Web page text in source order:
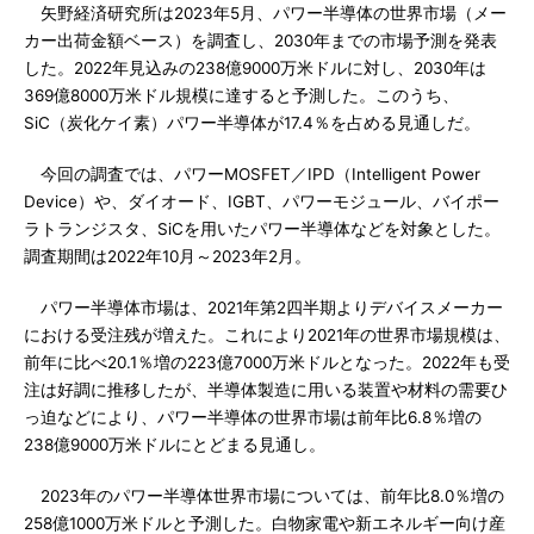
矢野経済研究所は2023年5月、パワー半導体の世界市場（メー
カー出荷金額ベース）を調査し、2030年までの市場予測を発表
した。2022年見込みの238億9000万米ドルに対し、2030年は
369億8000万米ドル規模に達すると予測した。このうち、
SiC（炭化ケイ素）パワー半導体が17.4％を占める見通しだ。
今回の調査では、パワーMOSFET／IPD（Intelligent Power
Device）や、ダイオード、IGBT、パワーモジュール、バイポー
ラトランジスタ、SiCを用いたパワー半導体などを対象とした。
調査期間は2022年10月～2023年2月。
パワー半導体市場は、2021年第2四半期よりデバイスメーカー
における受注残が増えた。これにより2021年の世界市場規模は、
前年に比べ20.1％増の223億7000万米ドルとなった。2022年も受
注は好調に推移したが、半導体製造に用いる装置や材料の需要ひ
っ迫などにより、パワー半導体の世界市場は前年比6.8％増の
238億9000万米ドルにとどまる見通し。
2023年のパワー半導体世界市場については、前年比8.0％増の
258億1000万米ドルと予測した。白物家電や新エネルギー向け産